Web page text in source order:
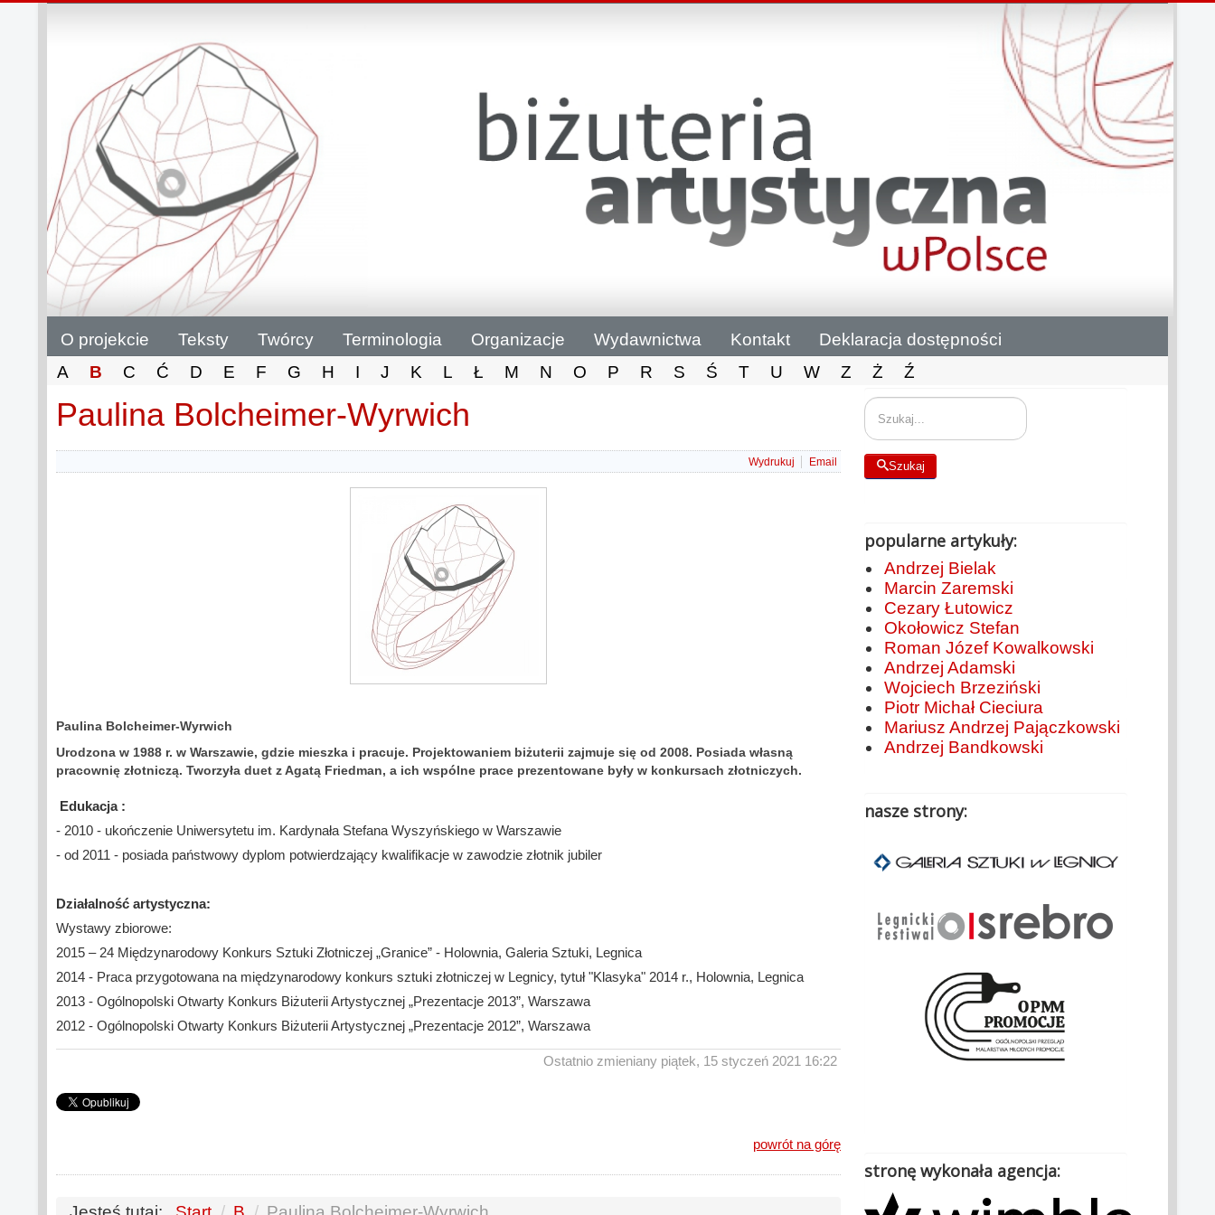
O projekcie Teksty Twórcy Terminologia Organizacje Wydawnictwa Kontakt
Deklaracja dostępności
A
B C Ć D E F G H I J K L Ł M N O P R S Ś T U W Z Ż Ź
Paulina Bolcheimer-Wyrwich
Wydrukuj Email
Paulina Bolcheimer-Wyrwich
Urodzona w 1988 r. w Warszawie, gdzie mieszka i pracuje. Projektowaniem biżuterii zajmuje się od 2008. Posiada własną
pracownię złotniczą. Tworzyła duet z Agatą Friedman, a ich wspólne prace prezentowane były w konkursach złotniczych.
Edukacja :
- 2010 - ukończenie Uniwersytetu im. Kardynała Stefana Wyszyńskiego w Warszawie
- od 2011 - posiada państwowy dyplom potwierdzający kwalifikacje w zawodzie złotnik jubiler
Działalność artystyczna:
Wystawy zbiorowe:
2015 – 24 Międzynarodowy Konkurs Sztuki Złotniczej „Granice” - Holownia, Galeria Sztuki, Legnica
2014 - Praca przygotowana na międzynarodowy konkurs sztuki złotniczej w Legnicy, tytuł "Klasyka" 2014 r., Holownia, Legnica
2013 - Ogólnopolski Otwarty Konkurs Biżuterii Artystycznej „Prezentacje 2013”, Warszawa
2012 - Ogólnopolski Otwarty Konkurs Biżuterii Artystycznej „Prezentacje 2012”, Warszawa
Ostatnio zmieniany piątek, 15 styczeń 2021 16:22
powrót na górę
Szukaj
popularne artykuły:
Andrzej Bielak
Marcin Zaremski
Cezary Łutowicz
Okołowicz Stefan
Roman Józef Kowalkowski
Andrzej Adamski
Wojciech Brzeziński
Piotr Michał Cieciura
Mariusz Andrzej Pajączkowski
Andrzej Bandkowski
nasze strony:
stronę wykonała agencja: